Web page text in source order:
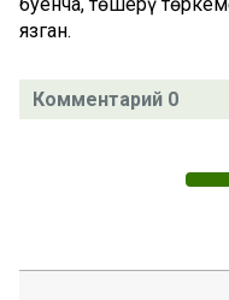
язган.
Комментарий 0